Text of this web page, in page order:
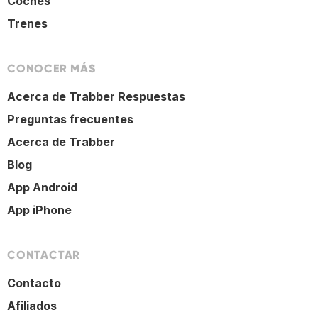
Trenes
CONOCER MÁS
Acerca de Trabber Respuestas
Preguntas frecuentes
Acerca de Trabber
Blog
App Android
App iPhone
CONTACTAR
Contacto
Afiliados